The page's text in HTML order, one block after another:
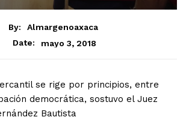
By:
Almargenoaxaca
Date:
mayo 3, 2018
se rige por principios, entre
democrática, sostuvo el Juez
Bautista